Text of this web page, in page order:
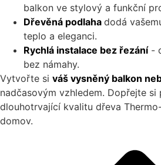
balkon ve stylový a funkční
Dřevěná podlaha dodá
teplo a eleganci.
Rychlá instalace bez řezání-
bez námahy.
Vytvořte si váš vysněný balkon
nadčasovým vzhledem. Dopřejte si
dlouhotrvající kvalitu dřeva
domov.